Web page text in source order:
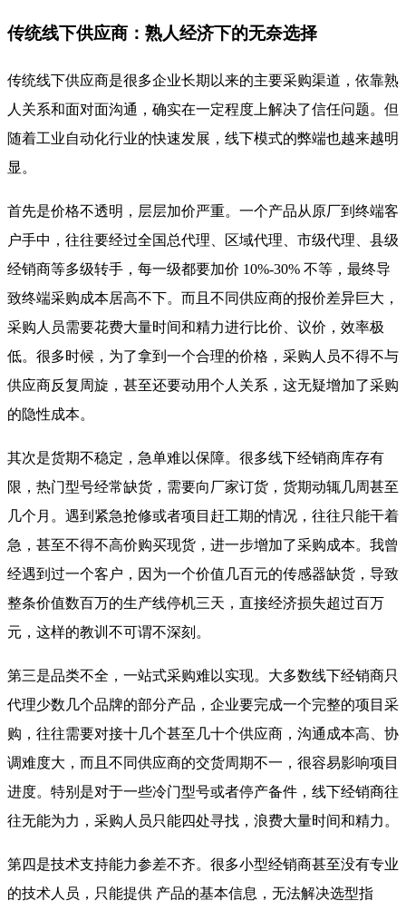
传统线下供应商：熟人经济下的无奈选择
传统线下供应商是很多企业长期以来的主要采购渠道，依靠熟
人关系和面对面沟通，确实在一定程度上解决了信任问题。但
随着工业自动化行业的快速发展，线下模式的弊端也越来越明
显。
首先是价格不透明，层层加价严重。一个产品从原厂到终端客
户手中，往往要经过全国总代理、区域代理、市级代理、县级
经销商等多级转手，每一级都要加价 10%-30% 不等，最终导
致终端采购成本居高不下。而且不同供应商的报价差异巨大，
采购人员需要花费大量时间和精力进行比价、议价，效率极
低。很多时候，为了拿到一个合理的价格，采购人员不得不与
供应商反复周旋，甚至还要动用个人关系，这无疑增加了采购
的隐性成本。
其次是货期不稳定，急单难以保障。很多线下经销商库存有
限，热门型号经常缺货，需要向厂家订货，货期动辄几周甚至
几个月。遇到紧急抢修或者项目赶工期的情况，往往只能干着
急，甚至不得不高价购买现货，进一步增加了采购成本。我曾
经遇到过一个客户，因为一个价值几百元的传感器缺货，导致
整条价值数百万的生产线停机三天，直接经济损失超过百万
元，这样的教训不可谓不深刻。
第三是品类不全，一站式采购难以实现。大多数线下经销商只
代理少数几个品牌的部分产品，企业要完成一个完整的项目采
购，往往需要对接十几个甚至几十个供应商，沟通成本高、协
调难度大，而且不同供应商的交货周期不一，很容易影响项目
进度。特别是对于一些冷门型号或者停产备件，线下经销商往
往无能为力，采购人员只能四处寻找，浪费大量时间和精力。
第四是技术支持能力参差不齐。很多小型经销商甚至没有专业
的技术人员，只能提供 产品的基本信息，无法解决选型指